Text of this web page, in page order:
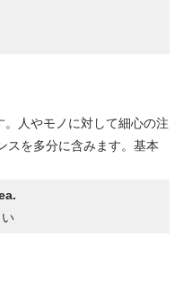
人やモノに対して細心の注
スを多分に含みます。基本